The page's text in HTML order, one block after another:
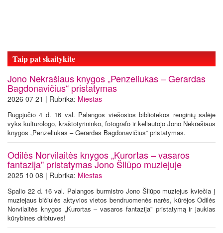
Taip pat skaitykite
Jono Nekrašiaus knygos „Penzeliukas – Gerardas
Bagdonavičius“ pristatymas
2026 07 21 | Rubrika: Miestas
Rugpjūčio 4 d. 16 val. Palangos viešosios bibliotekos renginių salėje
vyks kultūrologo, kraštotyrininko, fotografo ir keliautojo Jono Nekrašiaus
knygos „Penzeliukas – Gerardas Bagdonavičius“ pristatymas.
Odilės Norvilaitės knygos „Kurortas – vasaros
fantazija" pristatymas Jono Šliūpo muziejuje
2025 10 08 | Rubrika: Miestas
Spalio 22 d. 16 val. Palangos burmistro Jono Šliūpo muziejus kviečia į
muziejaus bičiulės aktyvios vietos bendruomenės narės, kūrėjos Odilės
Norvilaitės knygos „Kurortas – vasaros fantazija" pristatymą ir jaukias
kūrybines dirbtuves!